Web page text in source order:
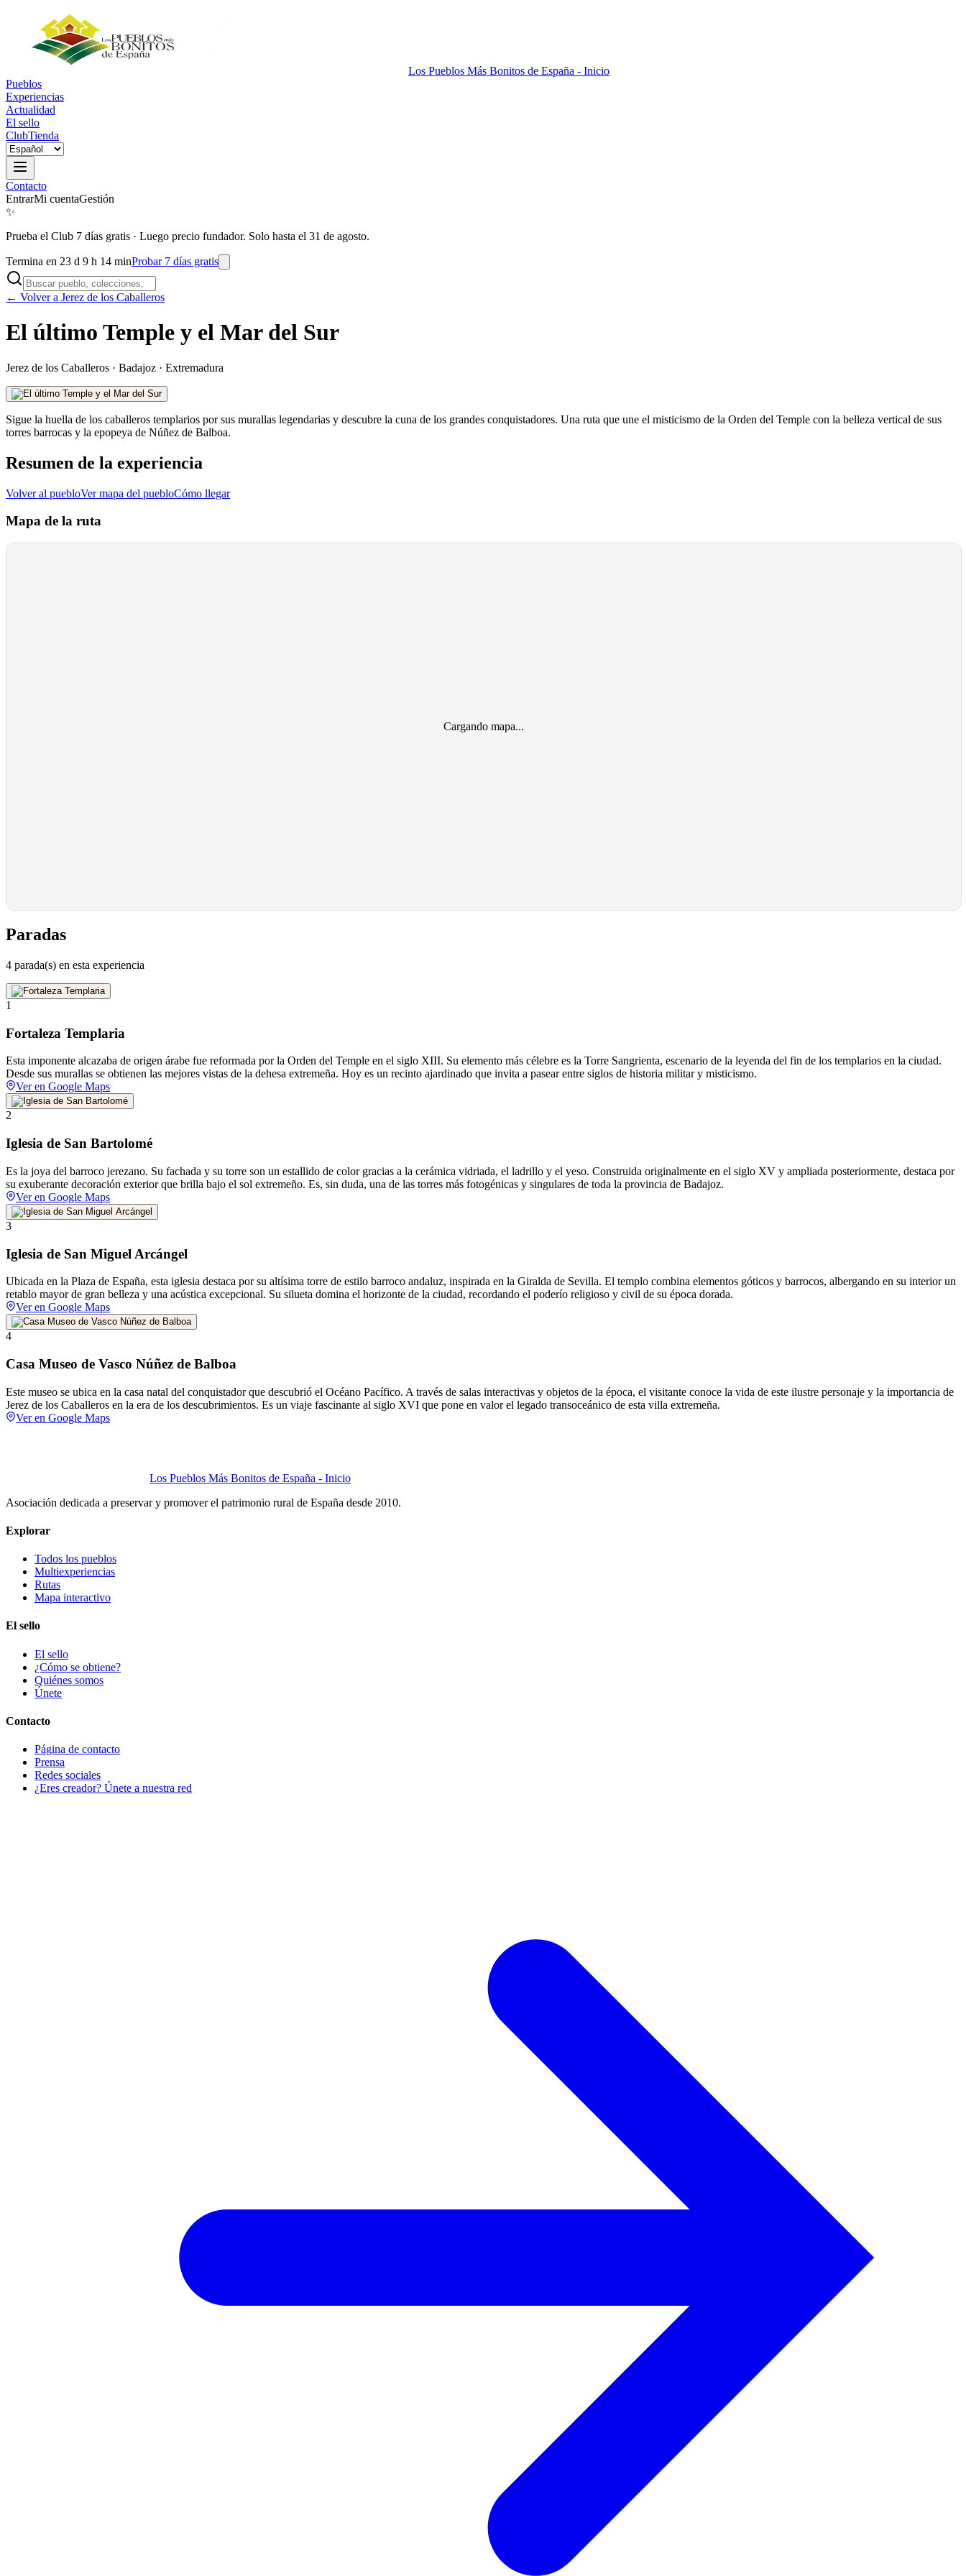
Los Pueblos Más Bonitos de España - Inicio
Pueblos
Experiencias
Actualidad
El sello
ClubTienda
Contacto
EntrarMi cuentaGestión
✨
Prueba el Club 7 días gratis · Luego precio fundador. Solo hasta el 31 de agosto.
Termina en 23 d 9 h 14 minProbar 7 días gratis
← Volver a Jerez de los Caballeros
El último Temple y el Mar del Sur
Jerez de los Caballeros · Badajoz · Extremadura
Sigue la huella de los caballeros templarios por sus murallas legendarias y descubre la cuna de los grandes conquistadores. Una ruta que une el misticismo de la Orden del Temple con la belleza vertical de sus
torres barrocas y la epopeya de Núñez de Balboa.
Resumen de la experiencia
Volver al puebloVer mapa del puebloCómo llegar
Mapa de la ruta
Cargando mapa...
Paradas
4 parada(s) en esta experiencia
1
Fortaleza Templaria
Esta imponente alcazaba de origen árabe fue reformada por la Orden del Temple en el siglo XIII. Su elemento más célebre es la Torre Sangrienta, escenario de la leyenda del fin de los templarios en la ciudad.
Desde sus murallas se obtienen las mejores vistas de la dehesa extremeña. Hoy es un recinto ajardinado que invita a pasear entre siglos de historia militar y misticismo.
Ver en Google Maps
2
Iglesia de San Bartolomé
Es la joya del barroco jerezano. Su fachada y su torre son un estallido de color gracias a la cerámica vidriada, el ladrillo y el yeso. Construida originalmente en el siglo XV y ampliada posteriormente, destaca por
su exuberante decoración exterior que brilla bajo el sol extremeño. Es, sin duda, una de las torres más fotogénicas y singulares de toda la provincia de Badajoz.
Ver en Google Maps
3
Iglesia de San Miguel Arcángel
Ubicada en la Plaza de España, esta iglesia destaca por su altísima torre de estilo barroco andaluz, inspirada en la Giralda de Sevilla. El templo combina elementos góticos y barrocos, albergando en su interior un
retablo mayor de gran belleza y una acústica excepcional. Su silueta domina el horizonte de la ciudad, recordando el poderío religioso y civil de su época dorada.
Ver en Google Maps
4
Casa Museo de Vasco Núñez de Balboa
Este museo se ubica en la casa natal del conquistador que descubrió el Océano Pacífico. A través de salas interactivas y objetos de la época, el visitante conoce la vida de este ilustre personaje y la importancia de
Jerez de los Caballeros en la era de los descubrimientos. Es un viaje fascinante al siglo XVI que pone en valor el legado transoceánico de esta villa extremeña.
Ver en Google Maps
Los Pueblos Más Bonitos de España - Inicio
Asociación dedicada a preservar y promover el patrimonio rural de España desde 2010.
Explorar
Todos los pueblos
Multiexperiencias
Rutas
Mapa interactivo
El sello
El sello
¿Cómo se obtiene?
Quiénes somos
Únete
Contacto
Página de contacto
Prensa
Redes sociales
¿Eres creador? Únete a nuestra red